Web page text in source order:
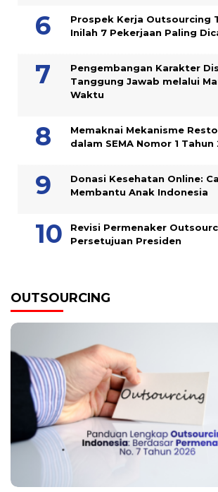
Prospek Kerja Outsourcing
Inilah 7 Pekerjaan Paling
Pengembangan Karakter
Tanggung Jawab melalui
Waktu
Memaknai Mekanisme
dalam SEMA Nomor 1 Tahun
Donasi Kesehatan Online:
Membantu Anak Indonesia
Revisi Permenaker
Persetujuan Presiden
OUTSOURCING